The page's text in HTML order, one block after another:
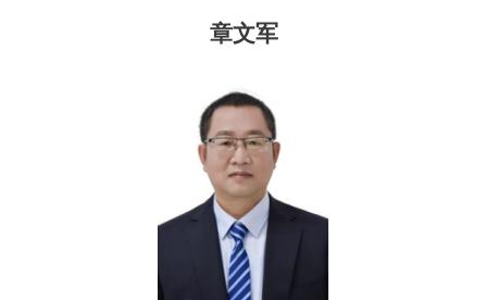
章文军